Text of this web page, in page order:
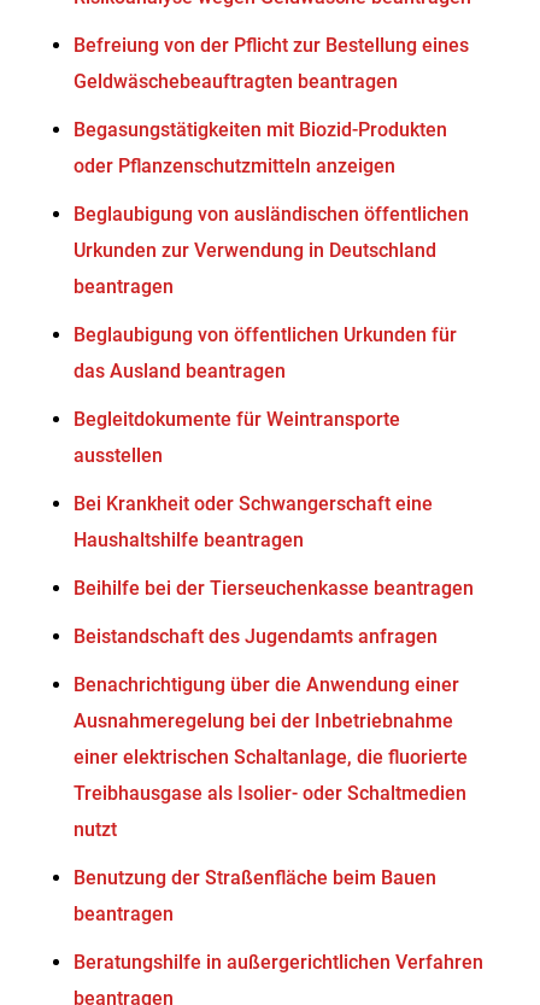
Befreiung von der Pflicht zur Bestellung eines
Geldwäschebeauftragten beantragen
Begasungstätigkeiten mit Biozid-Produkten
oder Pflanzenschutzmitteln anzeigen
Beglaubigung von ausländischen öffentlichen
Urkunden zur Verwendung in Deutschland
beantragen
Beglaubigung von öffentlichen Urkunden für
das Ausland beantragen
Begleitdokumente für Weintransporte
ausstellen
Bei Krankheit oder Schwangerschaft eine
Haushaltshilfe beantragen
Beihilfe bei der Tierseuchenkasse beantragen
Beistandschaft des Jugendamts anfragen
Benachrichtigung über die Anwendung einer
Ausnahmeregelung bei der Inbetriebnahme
einer elektrischen Schaltanlage, die fluorierte
Treibhausgase als Isolier- oder Schaltmedien
nutzt
Benutzung der Straßenfläche beim Bauen
beantragen
Beratungshilfe in außergerichtlichen Verfahren
beantragen